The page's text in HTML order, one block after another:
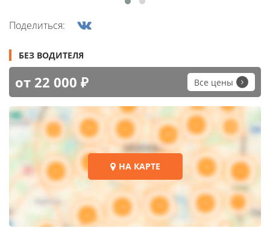
Поделиться:
БЕЗ ВОДИТЕЛЯ
от 22 000 ₽ Все цены
НА КАРТЕ